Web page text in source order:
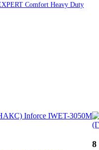
Comfort Heavy Duty
8